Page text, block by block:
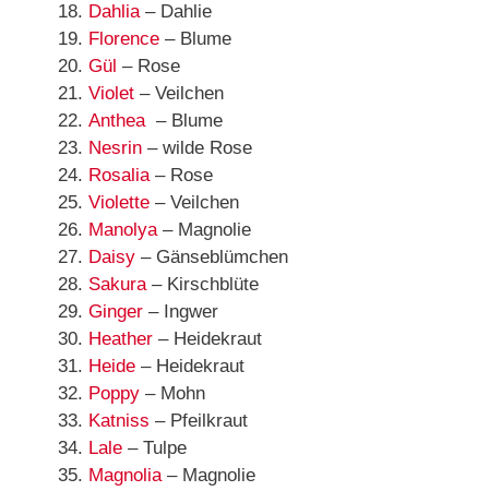
Dahlia– Dahlie
Florence – Blume
Gül – Rose
Violet – Veilchen
Anthea– Blume
Nesrin – wilde Rose
Rosalia– Rose
Violette – Veilchen
Manolya– Magnolie
Daisy – Gänseblümchen
Sakura– Kirschblüte
Ginger – Ingwer
Heather – Heidekraut
Heide – Heidekraut
Poppy – Mohn
Katniss – Pfeilkraut
Lale – Tulpe
Magnolia– Magnolie